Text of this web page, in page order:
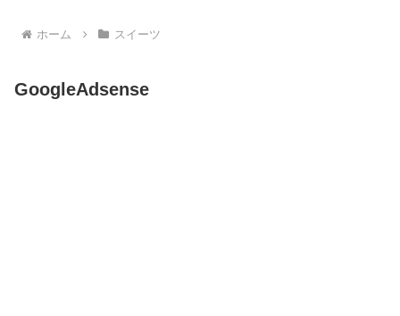
ホーム スイーツ
GoogleAdsense